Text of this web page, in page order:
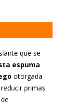
que se
espuma
otorgada
primas